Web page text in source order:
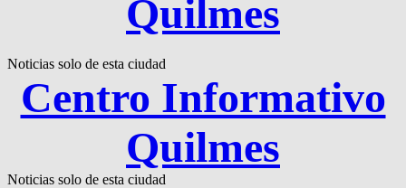
Quilmes
Noticias solo de esta ciudad
Centro Informativo
Quilmes
Noticias solo de esta ciudad